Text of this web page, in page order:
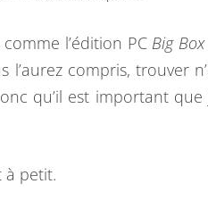
l’édition PC Big Box
compris, trouver
qu’il est important que
à petit.